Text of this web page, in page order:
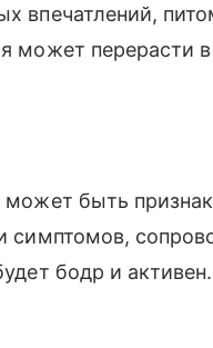
впечатлений,
может перерасти
может быть
симптомов,
бодр и активен.